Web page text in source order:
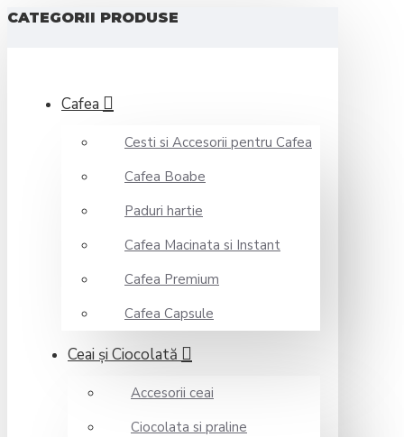
CATEGORII PRODUSE
Cafea
Cesti si Accesorii pentru Cafea
Cafea Boabe
Paduri hartie
Cafea Macinata si Instant
Cafea Premium
Cafea Capsule
Ceai şi Ciocolată
Accesorii ceai
Ciocolata si praline